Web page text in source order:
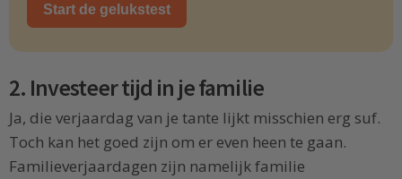
Start de gelukstest
2. Investeer tijd in je familie
Ja, die verjaardag van je tante lijkt misschien erg suf.
Toch kan het goed zijn om er even heen te gaan.
Familieverjaardagen zijn namelijk familie